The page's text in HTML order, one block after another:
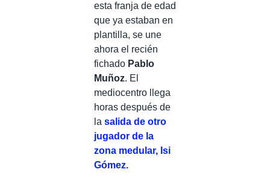
esta franja de edad
que ya estaban en
plantilla, se une
ahora el recién
fichado Pablo
Muñoz. El
mediocentro llega
horas después de
la salida de otro
jugador de la
zona medular, Isi
Gómez.